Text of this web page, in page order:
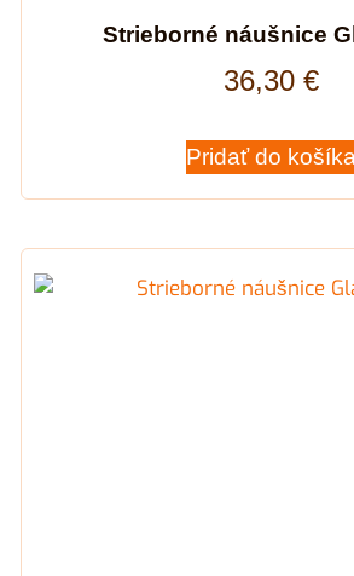
Strieborné náušnice
36,30 €
Pridať do košíka